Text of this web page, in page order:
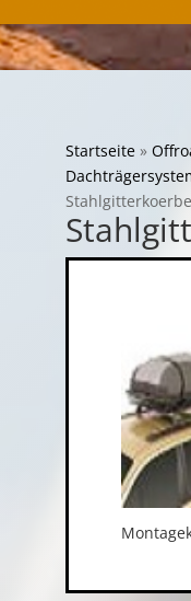
Startseite»
Stahlgitterkoerbe